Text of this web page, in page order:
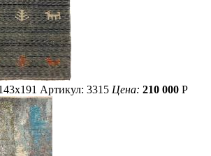
Артикул: 3315 Цена: 210 000 Р